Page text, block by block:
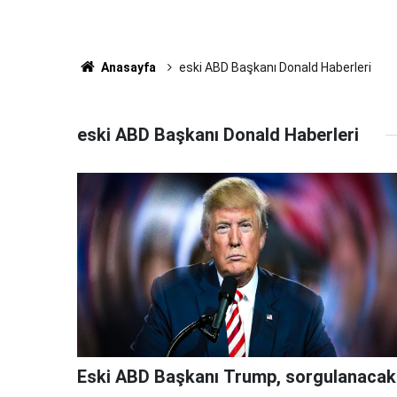
Anasayfa eski ABD Başkanı Donald Haberleri
eski ABD Başkanı Donald Haberleri
Eski ABD Başkanı Trump,